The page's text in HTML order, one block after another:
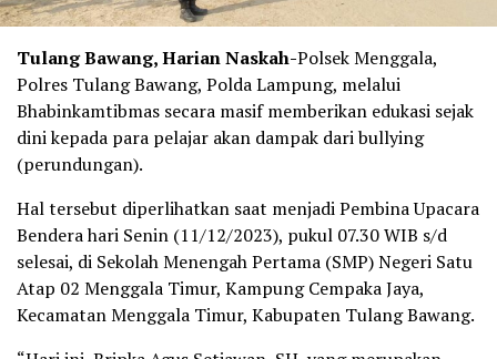
Tulang Bawang, Harian Naskah-Polsek Menggala,
Polres Tulang Bawang, Polda Lampung, melalui
Bhabinkamtibmas secara masif memberikan edukasi sejak
dini kepada para pelajar akan dampak dari bullying
(perundungan).
Hal tersebut diperlihatkan saat menjadi Pembina Upacara
Bendera hari Senin (11/12/2023), pukul 07.30 WIB s/d
selesai, di Sekolah Menengah Pertama (SMP) Negeri Satu
Atap 02 Menggala Timur, Kampung Cempaka Jaya,
Kecamatan Menggala Timur, Kabupaten Tulang Bawang.